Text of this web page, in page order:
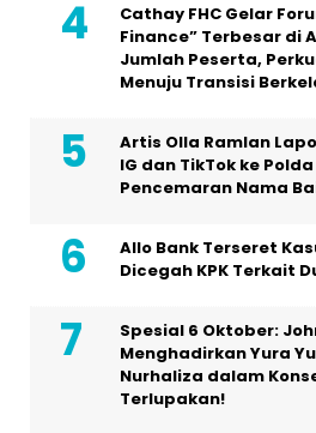
Cathay FHC Gelar
Finance” Terbesar di
Jumlah Peserta,
Menuju Transisi
Artis Olla Ramlan
IG dan TikTok ke
Pencemaran Nama
Allo Bank Terseret
Dicegah KPK Terkait
Spesial 6 Oktober:
Menghadirkan Yura
Nurhaliza dalam
Terlupakan!